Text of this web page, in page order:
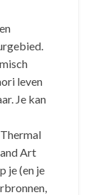
leven
Je kan
Art
je (en je